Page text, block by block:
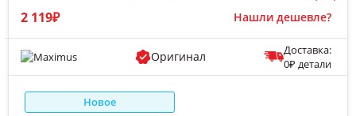
2 119₽ Нашли дешевле?
Оригинал
Доставка:
0₽ детали
Новое